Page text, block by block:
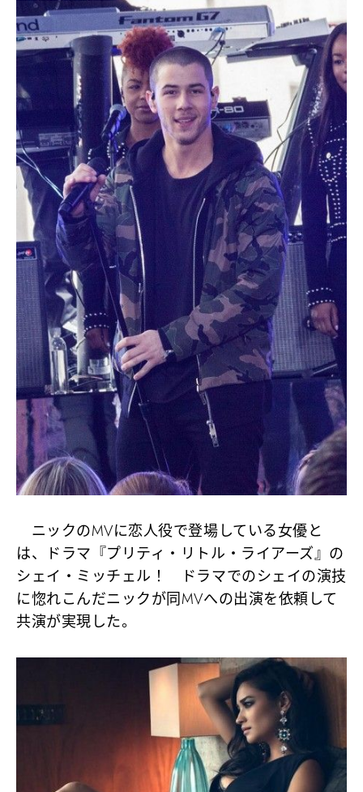
ニックのMVに恋人役で登場している女優と
は、ドラマ『プリティ・リトル・ライアーズ』の
シェイ・ミッチェル！ ドラマでのシェイの演技
に惚れこんだニックが同MVへの出演を依頼して
共演が実現した。